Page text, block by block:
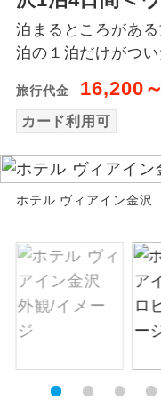
泊まるところがあ
泊の１泊だけがつい
旅行代金 16,200
カード利用可
ホテル ヴィアイン金
バスガイド乗
務
世界遺産
絶景
露天風呂
全食事付き